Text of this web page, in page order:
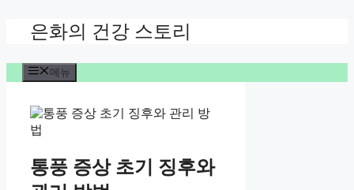
은화의 건강 스토리
메뉴
통풍 증상 초기 징후와